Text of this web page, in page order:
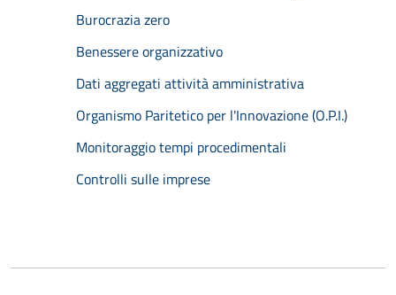
Burocrazia zero
Benessere organizzativo
Dati aggregati attività amministrativa
Organismo Paritetico per l'Innovazione (O.P.I.)
Monitoraggio tempi procedimentali
Controlli sulle imprese